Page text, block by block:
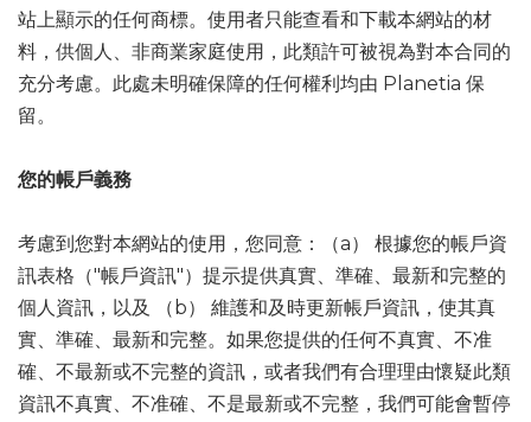
站上顯示的任何商標。使用者只能查看和下載本網站的材
料，供個人、非商業家庭使用，此類許可被視為對本合同的
充分考慮。此處未明確保障的任何權利均由 Planetia 保
留。
您的帳戶義務
考慮到您對本網站的使用，您同意：（a） 根據您的帳戶資
訊表格（"帳戶資訊"）提示提供真實、準確、最新和完整的
個人資訊，以及 （b） 維護和及時更新帳戶資訊，使其真
實、準確、最新和完整。如果您提供的任何不真實、不准
確、不最新或不完整的資訊，或者我們有合理理由懷疑此類
資訊不真實、不准確、不是最新或不完整，我們可能會暫停